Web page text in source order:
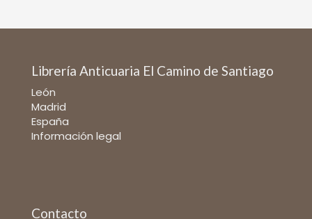
Librería Anticuaria El Camino de Santiago
León
Madrid
España
Información legal
Contacto